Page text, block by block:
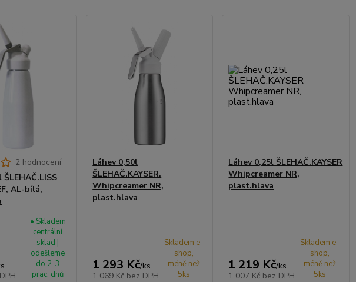
2 hodnocení
ŠLEHAČ.LISS
AL-bílá,
• Skladem
centrální
sklad |
odešleme
do 2-3
prac. dnů
Láhev 0,50l
ŠLEHAČ.KAYSER.
Whipcreamer NR,
plast.hlava
1 293 Kč/ks
1 069 Kč bez DPH
Skladem e-
shop,
méně než
5ks
Láhev 0,25l ŠLEHAČ.KAYSER
Whipcreamer NR,
plast.hlava
1 219 Kč/ks
1 007 Kč bez DPH
Skladem e-
shop,
méně než
5ks